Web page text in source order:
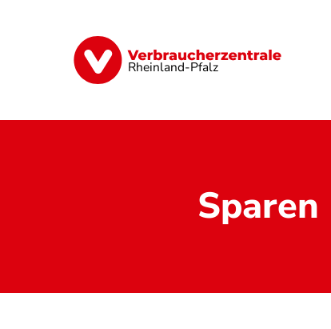
Rheinland-Pfalz
Digitales Finanzen & Versicherung